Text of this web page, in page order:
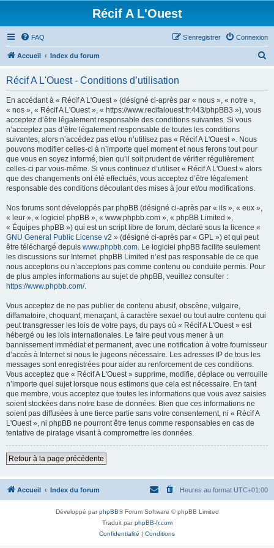
Récif A L'Ouest
FAQ Connexion
S’enregistrer
Accueil Index du forum
Récif A L'Ouest - Conditions d’utilisation
En accédant à « Récif A L'Ouest » (désigné ci-après par « nous », « notre »,
« nos », « Récif A L'Ouest », « https://www.recifalouest.fr:443/phpBB3 »), vous
acceptez d’être légalement responsable des conditions suivantes. Si vous
n’acceptez pas d’être légalement responsable de toutes les conditions
suivantes, alors n’accédez pas et/ou n’utilisez pas « Récif A L'Ouest ». Nous
pouvons modifier celles-ci à n’importe quel moment et nous ferons tout pour
que vous en soyez informé, bien qu’il soit prudent de vérifier régulièrement
celles-ci par vous-même. Si vous continuez d’utiliser « Récif A L'Ouest » alors
que des changements ont été effectués, vous acceptez d’être légalement
responsable des conditions découlant des mises à jour et/ou modifications.
Nos forums sont développés par phpBB (désigné ci-après par « ils », « eux »,
« leur », « logiciel phpBB », « www.phpbb.com », « phpBB Limited »,
« Équipes phpBB ») qui est un script libre de forum, déclaré sous la licence «
GNU General Public License v2 » (désigné ci-après par « GPL ») et qui peut
être téléchargé depuis www.phpbb.com. Le logiciel phpBB facilite seulement
les discussions sur Internet. phpBB Limited n’est pas responsable de ce que
nous acceptons ou n’acceptons pas comme contenu ou conduite permis. Pour
de plus amples informations au sujet de phpBB, veuillez consulter :
https://www.phpbb.com/.
Vous acceptez de ne pas publier de contenu abusif, obscène, vulgaire,
diffamatoire, choquant, menaçant, à caractère sexuel ou tout autre contenu qui
peut transgresser les lois de votre pays, du pays où « Récif A L'Ouest » est
hébergé ou les lois internationales. Le faire peut vous mener à un
bannissement immédiat et permanent, avec une notification à votre fournisseur
d’accès à Internet si nous le jugeons nécessaire. Les adresses IP de tous les
messages sont enregistrées pour aider au renforcement de ces conditions.
Vous acceptez que « Récif A L'Ouest » supprime, modifie, déplace ou verrouille
n’importe quel sujet lorsque nous estimons que cela est nécessaire. En tant
que membre, vous acceptez que toutes les informations que vous avez saisies
soient stockées dans notre base de données. Bien que ces informations ne
soient pas diffusées à une tierce partie sans votre consentement, ni « Récif A
L'Ouest », ni phpBB ne pourront être tenus comme responsables en cas de
tentative de piratage visant à compromettre les données.
Retour à la page précédente
Accueil Index du forum Heures au format UTC+01:00
Développé parphpBB® Forum Software © phpBB Limited
Traduit parphpBB-fr.com
Confidentialité | Conditions